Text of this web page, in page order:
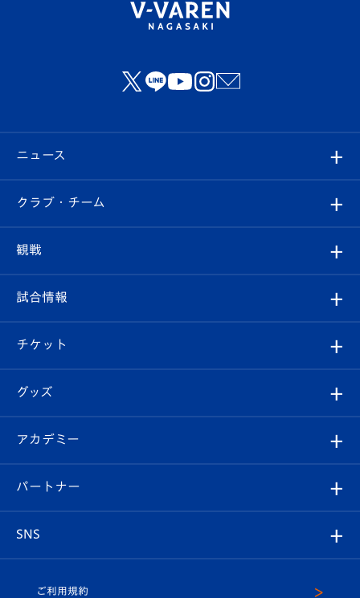
ニュース
すべて
クラブ
試合情報
チケット
イベント
メディア
ホームタウン
クラブ・チーム
クラブ概要
エンブレム紹介
スタッフプロフィール
マスコット紹介
観戦
観戦ルール
はじめての観戦ガイド
Revive Team
ヴィヴィくんの長崎おもてなしガイド
試合情報
試合日程/結果
フォトギャラリー
スタジアムグルメ
チケット
チケット
V-LOVERS（ファンクラブ）
プレイヤーズスイート
グッズ
オンラインショップ
店舗情報
アカデミー
育成からのお知らせ
U-18
パートナー
SNS
ご利用規約